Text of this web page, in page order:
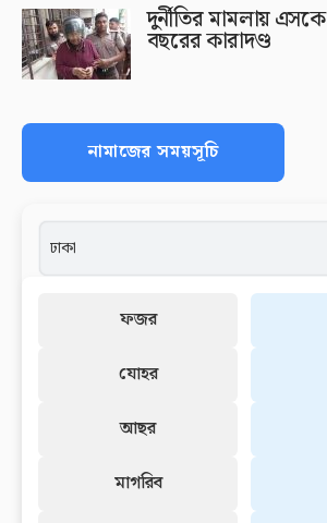
দুর্নীতির মামলায়
বছরের কারাদণ্ড
নামাজের সময়সূচি
ফজর
যোহর
আছর
মাগরিব